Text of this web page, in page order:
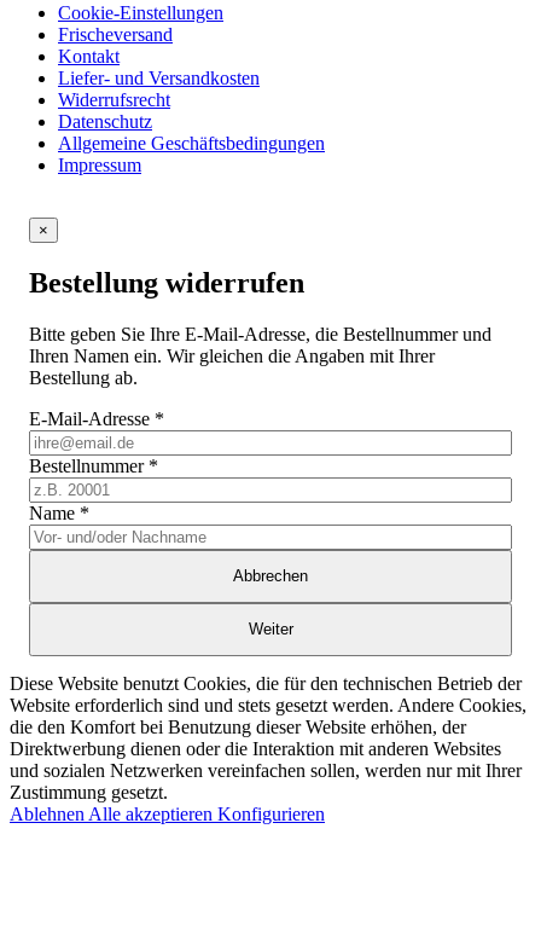
Cookie-Einstellungen
Frischeversand
Kontakt
Liefer- und Versandkosten
Widerrufsrecht
Datenschutz
Allgemeine Geschäftsbedingungen
Impressum
×
Bestellung widerrufen
Bitte geben Sie Ihre E-Mail-Adresse, die Bestellnummer und
Ihren Namen ein. Wir gleichen die Angaben mit Ihrer
Bestellung ab.
E-Mail-Adresse *
Bestellnummer *
Name *
Abbrechen
Weiter
Diese Website benutzt Cookies, die für den technischen Betrieb der
Website erforderlich sind und stets gesetzt werden. Andere Cookies,
die den Komfort bei Benutzung dieser Website erhöhen, der
Direktwerbung dienen oder die Interaktion mit anderen Websites
und sozialen Netzwerken vereinfachen sollen, werden nur mit Ihrer
Zustimmung gesetzt.
Ablehnen Alle akzeptieren Konfigurieren